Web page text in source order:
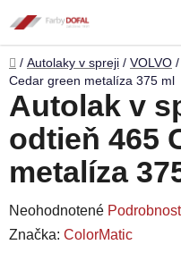
na
obsah
Domov
/ Autolaky v spreji / VOLVO /
Cedar green metalíza 375 ml
Autolak v
odtieň 465
metalíza
Priemerné
hodnotenie
Neohodnotené
Značka: ColorMatic